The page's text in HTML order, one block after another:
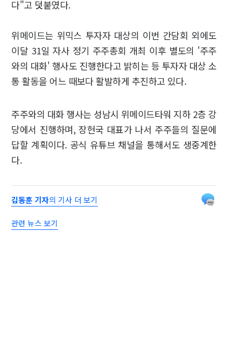
다"고 덧붙였다.
위메이드는 위믹스 투자자 대상의 이번 간담회 외에도
이달 31일 자사 정기 주주총회 개최 이후 별도의 '주주
와의 대화' 행사도 진행한다고 밝히는 등 투자자 대상 소
통 활동을 어느 때보다 활발하게 추진하고 있다.
주주와의 대화 행사는 성남시 위메이드타워 지하 2층 강
당에서 진행하며, 장현국 대표가 나서 주주들의 질문에
답할 계획이다. 공식 유튜브 채널을 통해서도 생중계한
다.
김동훈 기자의 기사 더 보기
관련 뉴스 보기